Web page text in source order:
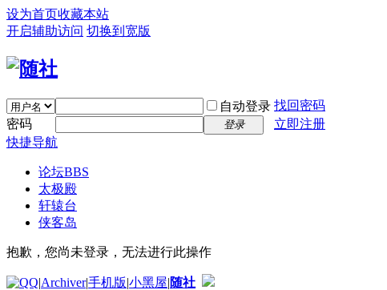
设为首页收藏本站
开启辅助访问 切换到宽版
自动登录 找回密码
密码
登录
立即注册
快捷导航
论坛BBS
太极殿
轩辕台
侠客岛
抱歉，您尚未登录，无法进行此操作
|Archiver|手机版|小黑屋|随社